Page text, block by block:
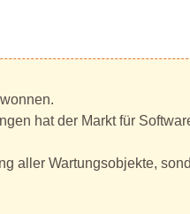
hat der Markt für
aller Wartungsobjekte,